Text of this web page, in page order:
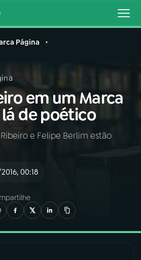
Buscar
Página
em um Marca
de poético
e Felipe Berlim estão
00:18